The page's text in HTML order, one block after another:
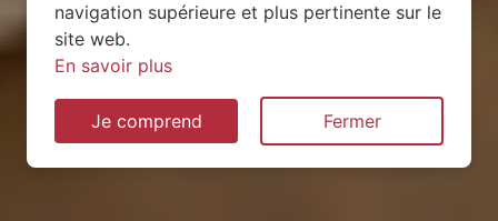
navigation supérieure et plus pertinente sur le
site web.
En savoir plus
Je comprend Fermer